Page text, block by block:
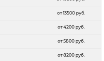
от 13500 руб.
от 4200 руб.
от 5800 руб.
от 8200 руб.